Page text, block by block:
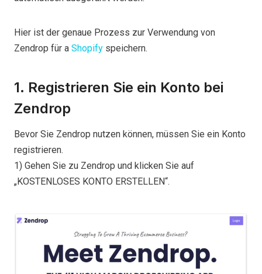
Hier ist der genaue Prozess zur Verwendung von
Zendrop für a Shopify speichern.
1. Registrieren Sie ein Konto bei
Zendrop
Bevor Sie Zendrop nutzen können, müssen Sie ein Konto
registrieren.
1) Gehen Sie zu Zendrop und klicken Sie auf
„KOSTENLOSES KONTO ERSTELLEN“.